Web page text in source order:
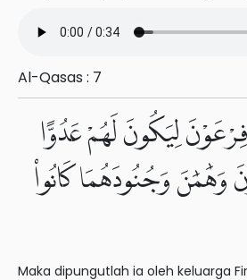
Al-Qasas : 7
لِيَكُونَ لَهُمْ عَدُوًّا
وَهَٰمَٰنَ وَجُنُودَهُمَا كَانُوا۟
Maka dipungutlah ia oleh keluarga